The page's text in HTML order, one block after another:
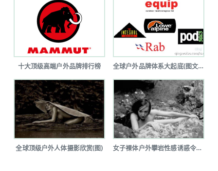
十大顶级高端户外品牌排行榜 全球户外品牌体系大起底(图文详解)
全球顶级户外人体摄影欣赏(图) 女子裸体户外攀岩性感诱惑令人瞠目(图...